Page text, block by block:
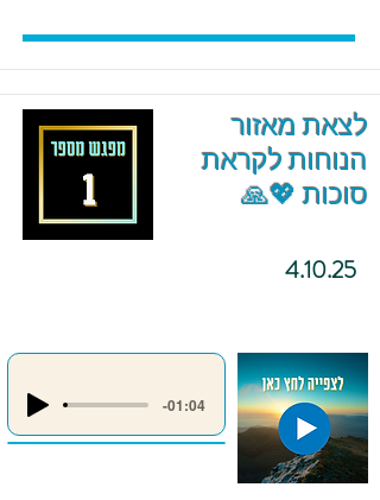
לצאת מאזור
הנוחות לקראת
סוכות 💖🙏
4.10.25
-01:04